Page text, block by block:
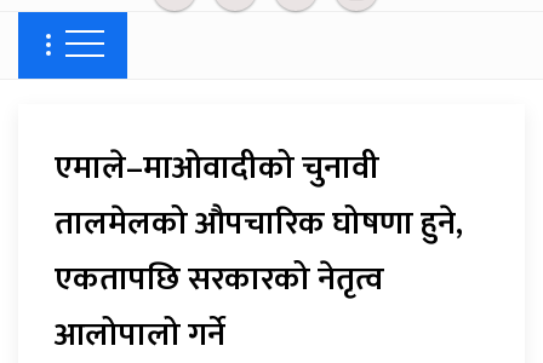
एमाले–माओवादीको चुनावी
तालमेलको औपचारिक घोषणा हुने,
एकतापछि सरकारको नेतृत्व
आलोपालो गर्ने